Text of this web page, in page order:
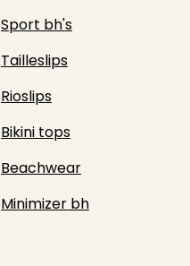
Sport bh's
Tailleslips
Rioslips
Bikini tops
Beachwear
Minimizer bh